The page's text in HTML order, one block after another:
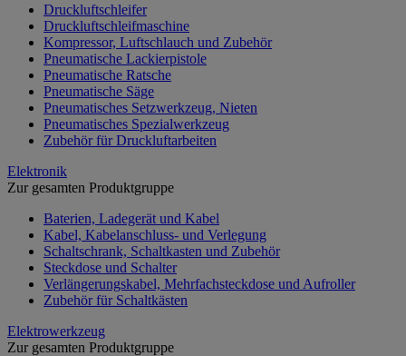
Druckluftschleifer
Druckluftschleifmaschine
Kompressor, Luftschlauch und Zubehör
Pneumatische Lackierpistole
Pneumatische Ratsche
Pneumatische Säge
Pneumatisches Setzwerkzeug, Nieten
Pneumatisches Spezialwerkzeug
Zubehör für Druckluftarbeiten
Elektronik
Zur gesamten Produktgruppe
Baterien, Ladegerät und Kabel
Kabel, Kabelanschluss- und Verlegung
Schaltschrank, Schaltkasten und Zubehör
Steckdose und Schalter
Verlängerungskabel, Mehrfachsteckdose und Aufroller
Zubehör für Schaltkästen
Elektrowerkzeug
Zur gesamten Produktgruppe